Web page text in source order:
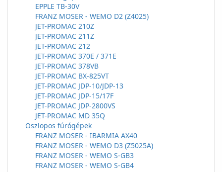
EPPLE TB-30V
FRANZ MOSER - WEMO D2 (Z4025)
JET-PROMAC 210Z
JET-PROMAC 211Z
JET-PROMAC 212
JET-PROMAC 370E / 371E
JET-PROMAC 378VB
JET-PROMAC BX-825VT
JET-PROMAC JDP-10/JDP-13
JET-PROMAC JDP-15/17F
JET-PROMAC JDP-2800VS
JET-PROMAC MD 35Q
Oszlopos fúrógépek
FRANZ MOSER - IBARMIA AX40
FRANZ MOSER - WEMO D3 (Z5025A)
FRANZ MOSER - WEMO S-GB3
FRANZ MOSER - WEMO S-GB4